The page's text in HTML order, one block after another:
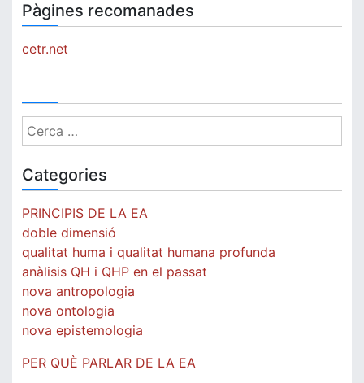
Pàgines recomanades
cetr.net
Cerca:
Categories
PRINCIPIS DE LA EA
doble dimensió
qualitat huma i qualitat humana profunda
anàlisis QH i QHP en el passat
nova antropologia
nova ontologia
nova epistemologia
PER QUÈ PARLAR DE LA EA